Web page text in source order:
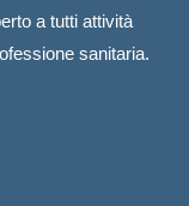
a tutti attività
sanitaria.